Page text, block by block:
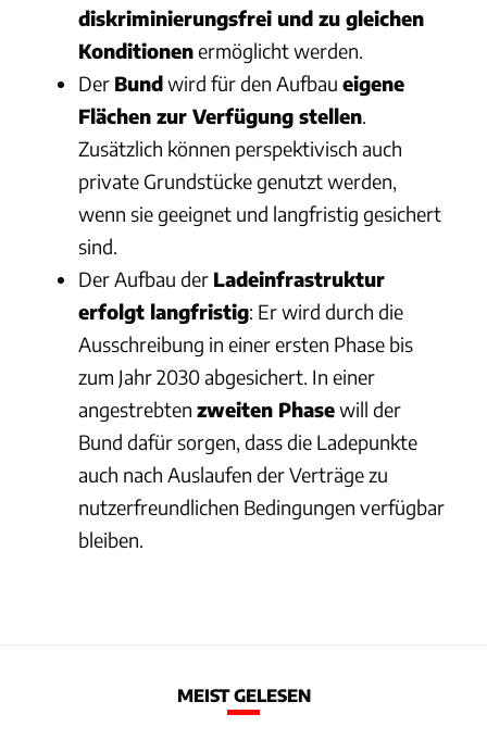
diskriminierungsfrei und zu gleichen
Konditionenermöglicht werden.
Der Bundwird für den Aufbau eigene
Flächen zur Verfügung stellen.
Zusätzlich können perspektivisch auch
private Grundstücke genutzt werden,
wenn sie geeignet und langfristig gesichert
sind.
Der Aufbau der Ladeinfrastruktur
erfolgt langfristig: Er wird durch die
Ausschreibung in einer ersten Phase bis
zum Jahr 2030 abgesichert. In einer
angestrebten zweiten Phasewill der
Bund dafür sorgen, dass die Ladepunkte
auch nach Auslaufen der Verträge zu
nutzerfreundlichen Bedingungen verfügbar
bleiben.
MEIST GELESEN